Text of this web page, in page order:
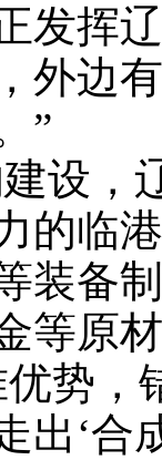
发挥
外边
”
设，
的临
装备
等原
势，
出‘合